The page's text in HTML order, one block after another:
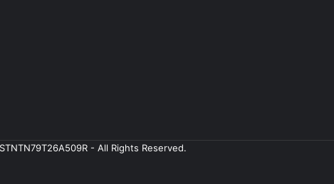
- All Rights Reserved.